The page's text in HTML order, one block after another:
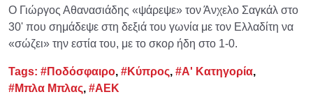
Ο Γιώργος Αθανασιάδης «ψάρεψε» τον Άνχελο Σαγκάλ στο
30' που σημάδεψε στη δεξιά του γωνία με τον Ελλαδίτη να
«σώζει» την εστία του, με το σκορ ήδη στο 1-0.
Tags: #Ποδόσφαιρο, #Κύπρος, #Α' Κατηγορία,
#Μπλα Μπλας, #ΑΕΚ